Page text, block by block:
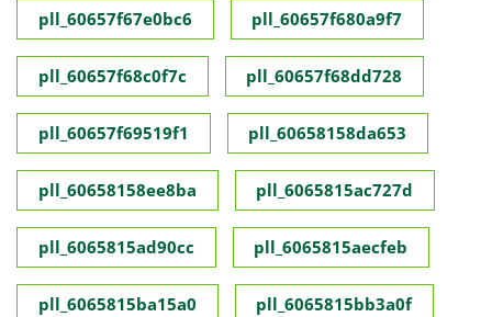
pll_60657f67e0bc6 pll_60657f680a9f7
pll_60657f68c0f7c pll_60657f68dd728
pll_60657f69519f1 pll_60658158da653
pll_60658158ee8ba pll_6065815ac727d
pll_6065815ad90cc pll_6065815aecfeb
pll_6065815ba15a0 pll_6065815bb3a0f